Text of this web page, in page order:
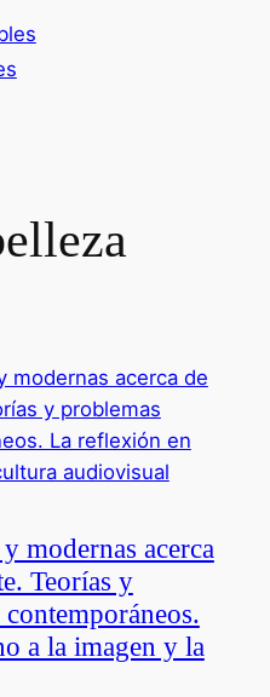
modernas acerca
Teorías y
a la imagen y la